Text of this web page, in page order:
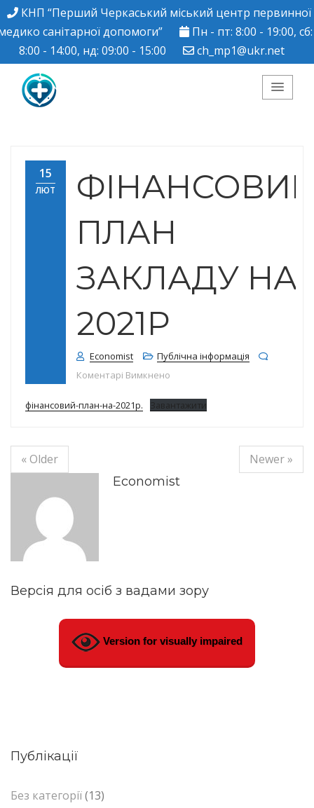
КНП “Перший Черкаський міський центр первинної
санітарної допомоги”
Пн - пт: 8:00 - 19:00, сб:
8:00 - 14:00, нд: 09:00 - 15:00
ch_mp1@ukr.net
Черкаський міський
центр ПМСД"
15
ЛЮТ
ПЛАН
ЗАКЛАДУ НА
2021Р
Economist
Публічна інформація
Коментарі Вимкнено
фінансовий-план-на-2021р. Завантажити
« Older
Newer »
Economist
Версія для осіб з вадами зору
Version for visually impaired
Публікації
Без категорії(13)